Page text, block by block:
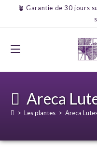
🪴 Garantie de 30 jours
Areca
> Les plantes > Areca